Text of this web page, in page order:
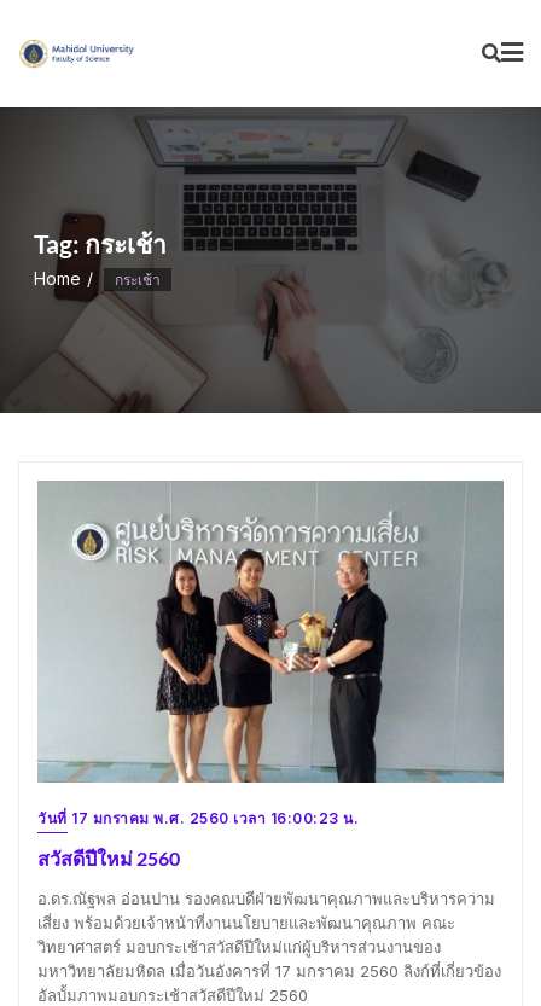
content
Tag: กระเช้า
Home กระเช้า
วันที่ 17 มกราคม พ.ศ. 2560 เวลา 16:00:23 น.
สวัสดีปีใหม่ 2560
อ.ดร.ณัฐพล อ่อนปาน รองคณบดีฝ่ายพัฒนาคุณภาพและบริหารความ
เสี่ยง พร้อมด้วยเจ้าหน้าที่งานนโยบายและพัฒนาคุณภาพ คณะ
วิทยาศาสตร์ มอบกระเช้าสวัสดีปีใหม่แก่ผู้บริหารส่วนงานของ
มหาวิทยาลัยมหิดล เมื่อวันอังคารที่ 17 มกราคม 2560 ลิงก์ที่เกี่ยวข้อง
อัลบั้มภาพมอบกระเช้าสวัสดีปีใหม่ 2560